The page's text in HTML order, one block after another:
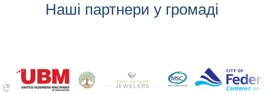
Наші партнери у громаді